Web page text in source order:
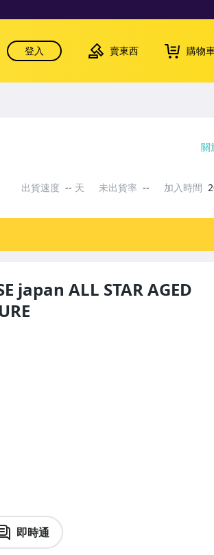
登入 賣東西 購物
japan ALL STAR AGED
即時通
關
出貨速度 -- 天 未出貨率 -- 加入時間